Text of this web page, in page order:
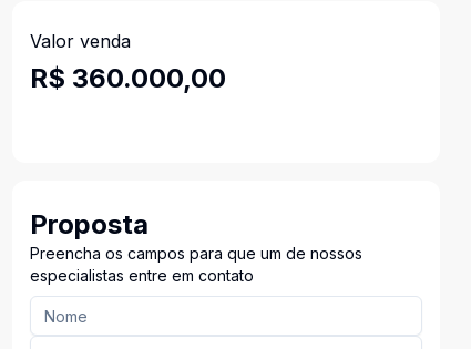
Valor venda
R$ 360.000,00
Proposta
Preencha os campos para que um de nossos
especialistas entre em contato